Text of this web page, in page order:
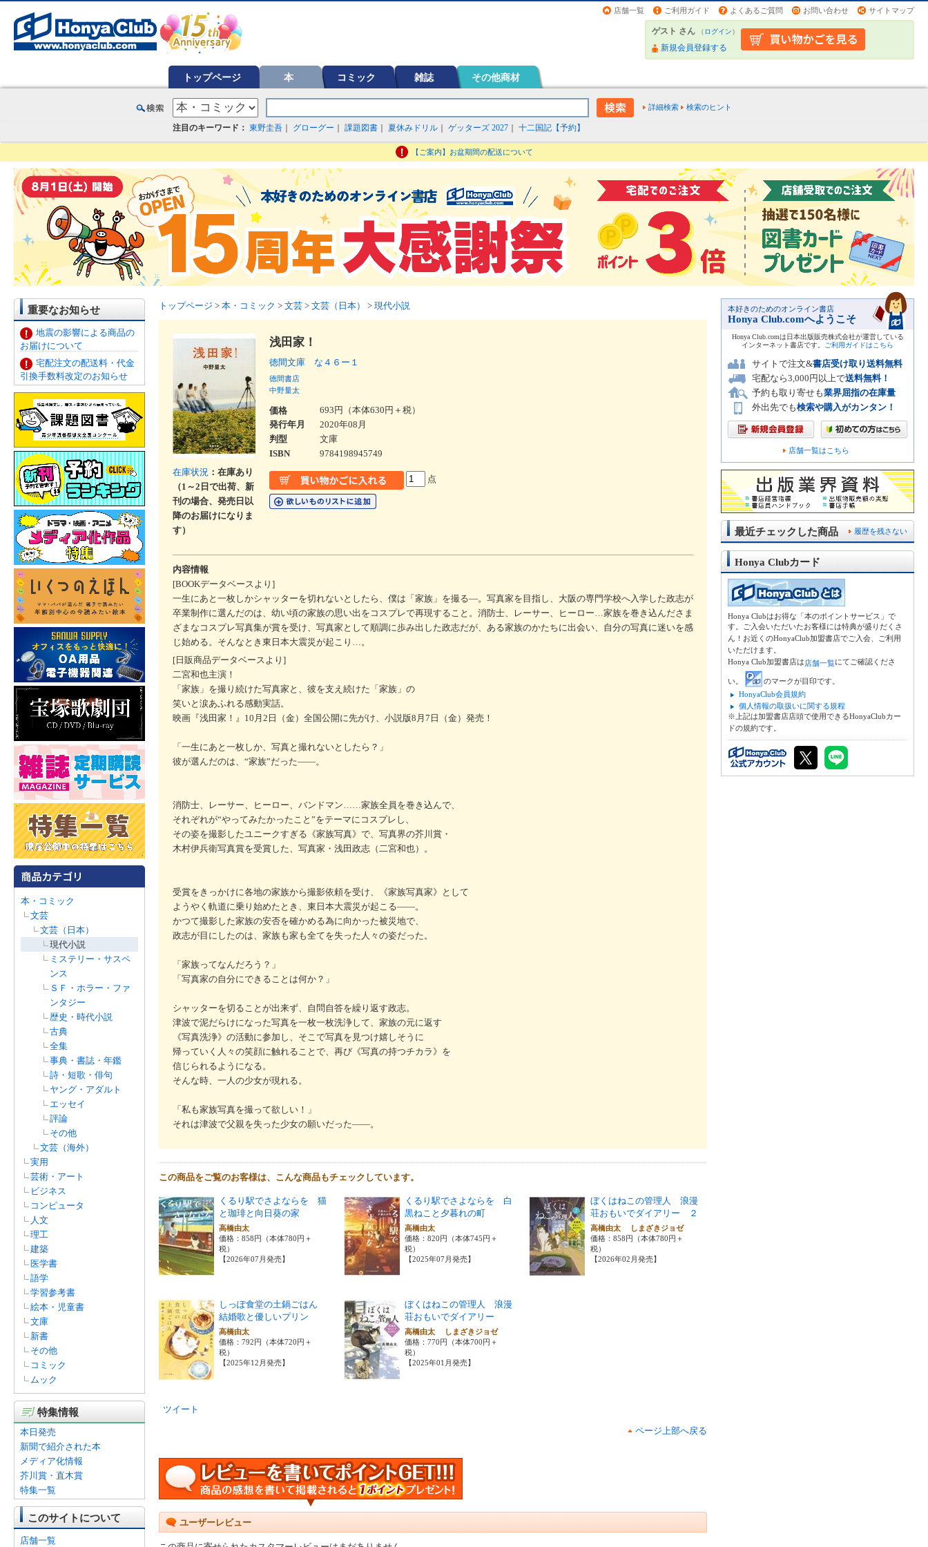
店舗一覧 ご利用ガイド よくあるご質問 お問い合わせ サイトマップ
ゲスト さん （ログイン）
新規会員登録する
トップページ 本 コミック 雑誌 その他商材
詳細検索 検索のヒント
注目のキーワード： 東野圭吾 グローグー 課題図書 夏休みドリル ゲッターズ 2027 十二国記【予約】
【ご案内】お盆期間の配送について
重要なお知らせ
地震の影響による商品の
お届けについて
宅配注文の配送料・代金
引換手数料改定のお知らせ
本・コミック
文芸
文芸（日本）
現代小説
ミステリー・サスペ
ンス
ＳＦ・ホラー・ファ
ンタジー
歴史・時代小説
古典
全集
事典・書誌・年鑑
詩・短歌・俳句
ヤング・アダルト
エッセイ
評論
その他
文芸（海外）
実用
芸術・アート
ビジネス
コンピュータ
人文
理工
建築
医学書
語学
学習参考書
絵本・児童書
文庫
新書
その他
コミック
ムック
特集情報
本日発売
新聞で紹介された本
メディア化情報
芥川賞・直木賞
特集一覧
このサイトについて
店舗一覧
トップページ > 本・コミック > 文芸 > 文芸（日本） > 現代小説
在庫状況 ：在庫あり
（1～2日で出荷、新
刊の場合、発売日以
降のお届けになりま
す）
浅田家！
徳間文庫 な４６ー１
徳間書店
中野量太
価格
693円（本体630円＋税）
発行年月
2020年08月
判型
文庫
ISBN
9784198945749
点
内容情報
[BOOKデータベースより]
一生にあと一枚しかシャッターを切れないとしたら、僕は「家族」を撮る―。写真家を目指し、大阪の専門学校へ入学した政志が
卒業制作に選んだのは、幼い頃の家族の思い出をコスプレで再現すること。消防士、レーサー、ヒーロー…家族を巻き込んださま
ざまなコスプレ写真集が賞を受け、写真家として順調に歩み出した政志だが、ある家族のかたちに出会い、自分の写真に迷いを感
じ始める。そんなとき東日本大震災が起こり…。
[日販商品データベースより]
二宮和也主演！
「家族」を撮り続けた写真家と、彼を支え続けた「家族」の
笑いと涙あふれる感動実話。
映画『浅田家！』10月2日（金）全国公開に先がけ、小説版8月7日（金）発売！
「一生にあと一枚しか、写真と撮れないとしたら？」
彼が選んだのは、“家族”だった――。
消防士、レーサー、ヒーロー、バンドマン……家族全員を巻き込んで、
それぞれが“やってみたかったこと”をテーマにコスプレし、
その姿を撮影したユニークすぎる《家族写真》で、写真界の芥川賞・
木村伊兵衛写真賞を受賞した、写真家・浅田政志（二宮和也）。
受賞をきっかけに各地の家族から撮影依頼を受け、《家族写真家》として
ようやく軌道に乗り始めたとき、東日本大震災が起こる――。
かつて撮影した家族の安否を確かめる為に向かった被災地で、
政志が目にしたのは、家族も家も全てを失った人々の姿だった。
「家族ってなんだろう？」
「写真家の自分にできることは何か？」
シャッターを切ることが出来ず、自問自答を繰り返す政志。
津波で泥だらけになった写真を一枚一枚洗浄して、家族の元に返す
《写真洗浄》の活動に参加し、そこで写真を見つけ嬉しそうに
帰っていく人々の笑顔に触れることで、再び《写真の持つチカラ》を
信じられるようになる。
そんな時、一人の少女が現れる。
「私も家族写真を撮って欲しい！」
それは津波で父親を失った少女の願いだった――。
この商品をご覧のお客様は、こんな商品もチェックしています。
くるり駅でさよならを 猫
と珈琲と向日葵の家
高橋由太
価格：858円（本体780円＋
税）
【2026年07月発売】
くるり駅でさよならを 白
黒ねこと夕暮れの町
高橋由太
価格：820円（本体745円＋
税）
【2025年07月発売】
ぼくはねこの管理人 浪漫
荘おもいでダイアリー ２
高橋由太 しまざきジョゼ
価格：858円（本体780円＋
税）
【2026年02月発売】
しっぽ食堂の土鍋ごはん
結婚歌と優しいプリン
高橋由太
価格：792円（本体720円＋
税）
【2025年12月発売】
ぼくはねこの管理人 浪漫
荘おもいでダイアリー
高橋由太 しまざきジョゼ
価格：770円（本体700円＋
税）
【2025年01月発売】
ツイート
ページ上部へ戻る
ユーザーレビュー
本好きのためのオンライン書店
Honya Club.comへようこそ
Honya Club.comは日本出版販売株式会社が運営している
インターネット書店です。
ご利用ガイドはこちら
サイトで注文&書店受け取り送料無料
宅配なら3,000円以上で送料無料！
予約も取り寄せも業界屈指の在庫量
外出先でも検索や購入がカンタン！
店舗一覧はこちら
履歴を残さない
最近チェックした商品
Honya Clubカード
Honya Clubはお得な「本のポイントサービス」で
す。ご入会いただいたお客様には特典が盛りだくさ
ん！お近くのHonyaClub加盟書店でご入会、ご利用
いただけます。
Honya Club加盟書店は店舗一覧にてご確認くださ
い。
のマークが目印です。
HonyaClub会員規約
個人情報の取扱いに関する規程
※上記は加盟書店店頭で使用できるHonyaClubカー
ドの規約です。